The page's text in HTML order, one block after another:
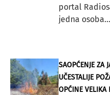
portal
jedna osoba...
SAOPĆENJE ZA
UČESTALIJE
OPĆINE VELIKA